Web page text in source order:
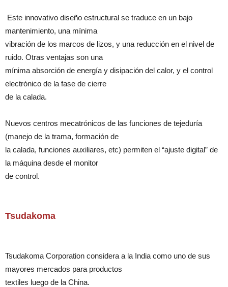
Este innovativo diseño estructural se traduce en un bajo
mantenimiento, una mínima
vibración de los marcos de lizos, y una reducción en el nivel de
ruido. Otras ventajas son una
mínima absorción de energía y disipación del calor, y el control
electrónico de la fase de cierre
de la calada.
Nuevos centros mecatrónicos de las funciones de tejeduría
(manejo de la trama, formación de
la calada, funciones auxiliares, etc) permiten el “ajuste digital” de
la máquina desde el monitor
de control.
Tsudakoma
Tsudakoma Corporation considera a la India como uno de sus
mayores mercados para productos
textiles luego de la China.